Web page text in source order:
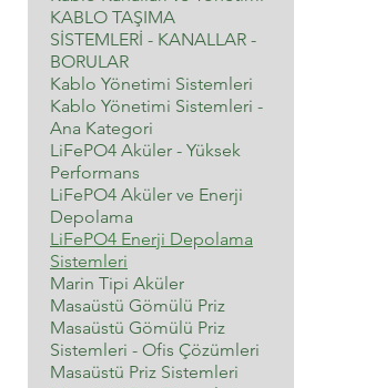
KABLO TAŞIMA
SİSTEMLERİ - KANALLAR -
BORULAR
Kablo Yönetimi Sistemleri
Kablo Yönetimi Sistemleri -
Ana Kategori
LiFePO4 Aküler - Yüksek
Performans
LiFePO4 Aküler ve Enerji
Depolama
LiFePO4 Enerji Depolama
Sistemleri
Marin Tipi Aküler
Masaüstü Gömülü Priz
Masaüstü Gömülü Priz
Sistemleri - Ofis Çözümleri
Masaüstü Priz Sistemleri